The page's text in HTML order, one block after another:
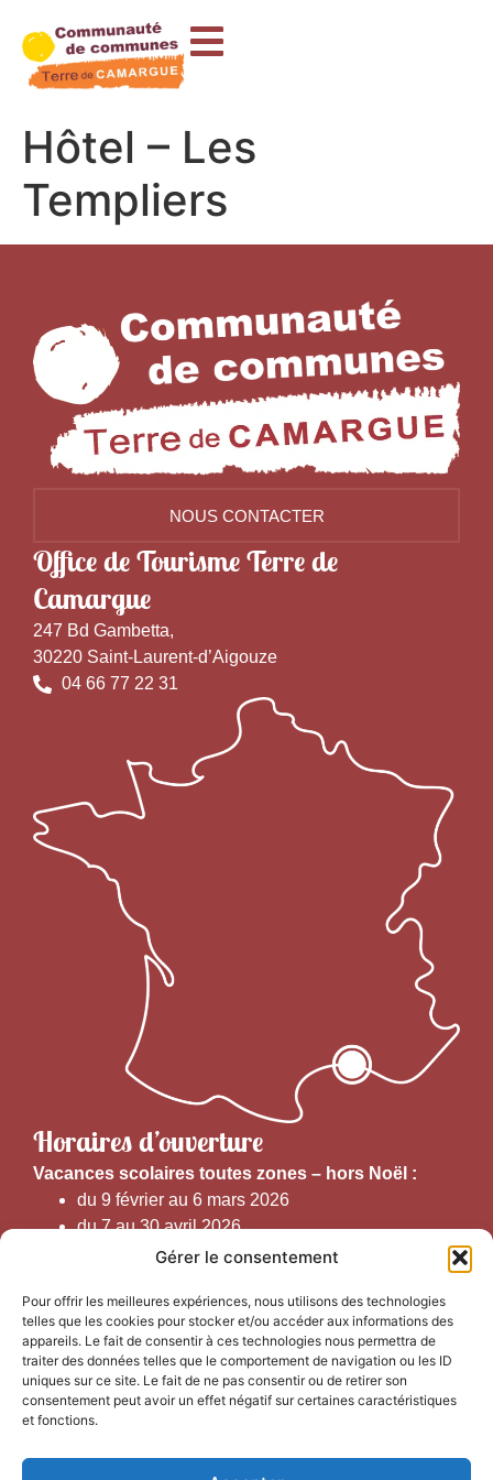
Gérer le consentement
Pour offrir les meilleures expériences, nous utilisons des technologies
telles que les cookies pour stocker et/ou accéder aux informations des
appareils. Le fait de consentir à ces technologies nous permettra de
traiter des données telles que le comportement de navigation ou les ID
uniques sur ce site. Le fait de ne pas consentir ou de retirer son
consentement peut avoir un effet négatif sur certaines caractéristiques
et fonctions.
principal
Hôtel – Les
Templiers
NOUS CONTACTER
Office de Tourisme Terre de
Camargue
247 Bd Gambetta,
30220 Saint-Laurent-d’Aigouze
04 66 77 22 31
Horaires d’ouverture
Vacances scolaires toutes zones – hors Noël :
du 9 février au 6 mars 2026
du 7 au 30 avril 2026
du 1er juin au 30 septembre 2026
Horaires d’ouverture au public :
Du 1er septembre au 30 juin 2026 (hors juillet et août)
du lundi au vendredi de 9h50 à 12h30 et de